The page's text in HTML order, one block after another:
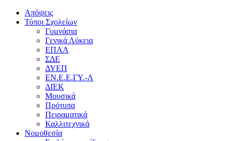
Απόψεις
Τύποι Σχολείων
Γυμνάσια
Γενικά Λύκεια
ΕΠΑΛ
ΣΔΕ
ΔΥΕΠ
ΕΝ.Ε.Ε.ΓΥ.-Λ
ΔΙΕΚ
Μουσικά
Πρότυπα
Πειραματικά
Καλλιτεχνικά
Νομοθεσία